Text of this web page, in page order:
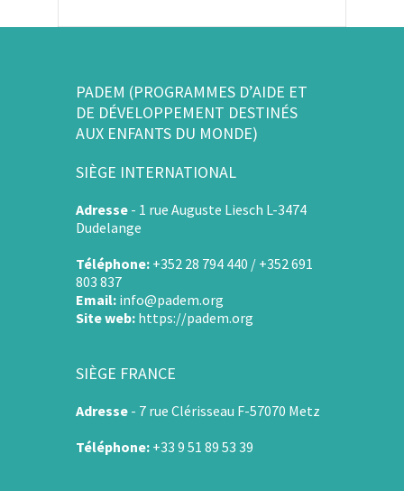
PADEM (PROGRAMMES D’AIDE ET
DE DÉVELOPPEMENT DESTINÉS
AUX ENFANTS DU MONDE)
SIÈGE INTERNATIONAL
Adresse - 1 rue Auguste Liesch L-3474
Dudelange
Téléphone: +352 28 794 440 / +352 691
803 837
Email: info@padem.org
Site web: https://padem.org
SIÈGE FRANCE
Adresse - 7 rue Clérisseau F-57070 Metz
Téléphone: +33 9 51 89 53 39